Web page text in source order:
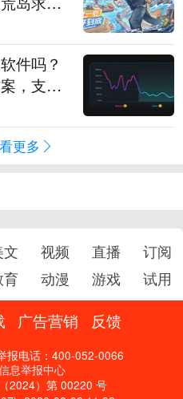
件吗？
，支持
更多
文 视频 直播
订阅
育 动漫 游戏 试用
广告营销 反馈
报电话：400-052-0066
息举报中心
2024）第 00220 号